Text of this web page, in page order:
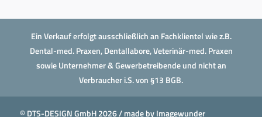
Ein Verkauf erfolgt ausschließlich an Fachklientel wie z.B.
Dental-med. Praxen, Dentallabore, Veterinär-med. Praxen
sowie Unternehmer & Gewerbetreibende und nicht an
Verbraucher i.S. von §13 BGB.
© DTS-DESIGN GmbH 2026 / made byImagewunder